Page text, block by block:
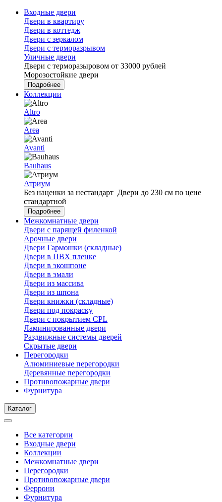
Входные двери
Двери в квартиру
Двери в коттедж
Двери с зеркалом
Двери с терморазрывом
Уличные двери
Двери с терморазыровом от 33000 рублей
Морозостойкие двери
Подробнее
Коллекции
Altro
Area
Avanti
Bauhaus
Атриум
Без наценки за нестандарт Двери до 230 см по цене
стандартной
Подробнее
Межкомнатные двери
Двери с парящей филенкой
Арочные двери
Двери Гармошки (складные)
Двери в ПВХ пленке
Двери в экошпоне
Двери в эмали
Двери из массива
Двери из шпона
Двери книжки (складные)
Двери под покраску
Двери с покрытием CPL
Ламинированные двери
Раздвижные системы дверей
Скрытые двери
Перегородки
Алюминиевые перегородки
Деревянные перегородки
Противопожарные двери
Фурнитура
Каталог
Все категории
Входные двери
Коллекции
Межкомнатные двери
Перегородки
Противопожарные двери
Феррони
Фурнитура